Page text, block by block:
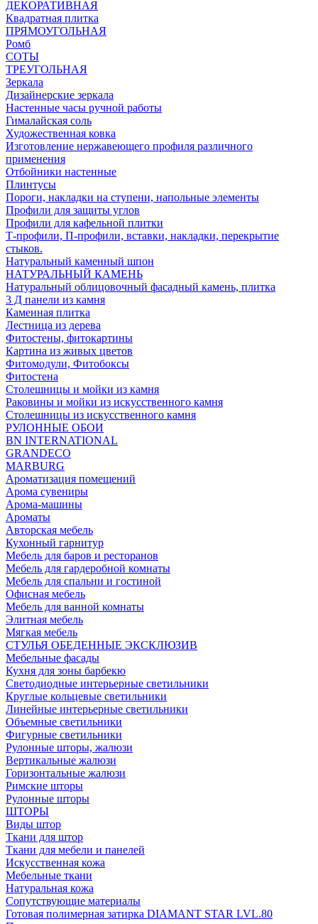
ДЕКОРАТИВНАЯ
Квадратная плитка
ПРЯМОУГОЛЬНАЯ
Ромб
СОТЫ
ТРЕУГОЛЬНАЯ
Зеркала
Дизайнерские зеркала
Настенные часы ручной работы
Гималайская соль
Художественная ковка
Изготовление нержавеющего профиля различного
применения
Отбойники настенные
Плинтусы
Пороги, накладки на ступени, напольные элементы
Профили для защиты углов
Профили для кафельной плитки
Т-профили, П-профили, вставки, накладки, перекрытие
стыков.
Натуральный каменный шпон
НАТУРАЛЬНЫЙ КАМЕНЬ
Натуральный облицовочный фасадный камень, плитка
3 Д панели из камня
Каменная плитка
Лестница из дерева
Фитостены, фитокартины
Картина из живых цветов
Фитомодули, Фитобоксы
Фитостена
Столешницы и мойки из камня
Раковины и мойки из искусственного камня
Столешницы из искусственного камня
РУЛОННЫЕ ОБОИ
BN INTERNATIONAL
GRANDECO
MARBURG
Ароматизация помещений
Арома сувениры
Арома-машины
Ароматы
Авторская мебель
Кухонный гарнитур
Мебель для баров и ресторанов
Мебель для гардеробной комнаты
Мебель для спальни и гостиной
Офисная мебель
Мебель для ванной комнаты
Элитная мебель
Мягкая мебель
СТУЛЬЯ ОБЕДЕННЫЕ ЭКСКЛЮЗИВ
Мебельные фасады
Кухня для зоны барбекю
Светодиодные интерьерные светильники
Круглые кольцевые светильники
Линейные интерьерные светильники
Объемные светильники
Фигурные светильники
Рулонные шторы, жалюзи
Вертикальные жалюзи
Горизонтальные жалюзи
Римские шторы
Рулонные шторы
ШТОРЫ
Виды штор
Ткани для штор
Ткани для мебели и панелей
Искусственная кожа
Мебельные ткани
Натуральная кожа
Сопутствующие материалы
Готовая полимерная затирка DIAMANT STAR LVL.80